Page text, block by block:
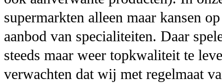
supermarkten alleen maar kansen
aanbod van specialiteiten. Daar
steeds maar weer topkwaliteit te
verwachten dat wij met regelmaat